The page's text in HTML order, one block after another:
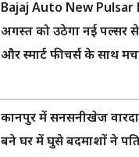
Bajaj Auto New Pulsar
अगस्त को उठेगा नई पल्सर से
और स्मार्ट फीचर्स के साथ
कानपुर में सनसनीखेज
बने घर में घुसे बदमाशों ने